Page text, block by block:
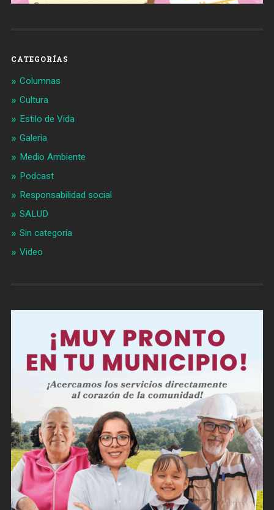
CATEGORÍAS
Columnas
Cultura
Estilo de Vida
Galería
Medio Ambiente
Podcast
Responsabilidad social
SALUD
Sin categoría
Video